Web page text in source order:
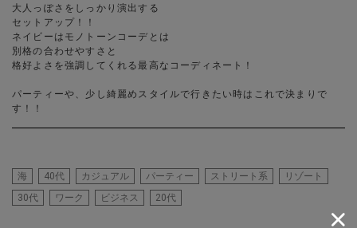
大人っぽさをしっかり演出する
セットアップ！！
ネイビーはモノトーンコーデとは
別格の合わせやすさと
格好よさを強調してくれる最高なコーディネート！
パーティーや、少し綺麗めスタイルで行きたい時はこれで決まりで
す！！
海 40代 カジュアル パーティー ストリート系
リゾート
30代
ワーク ビジネス 20代